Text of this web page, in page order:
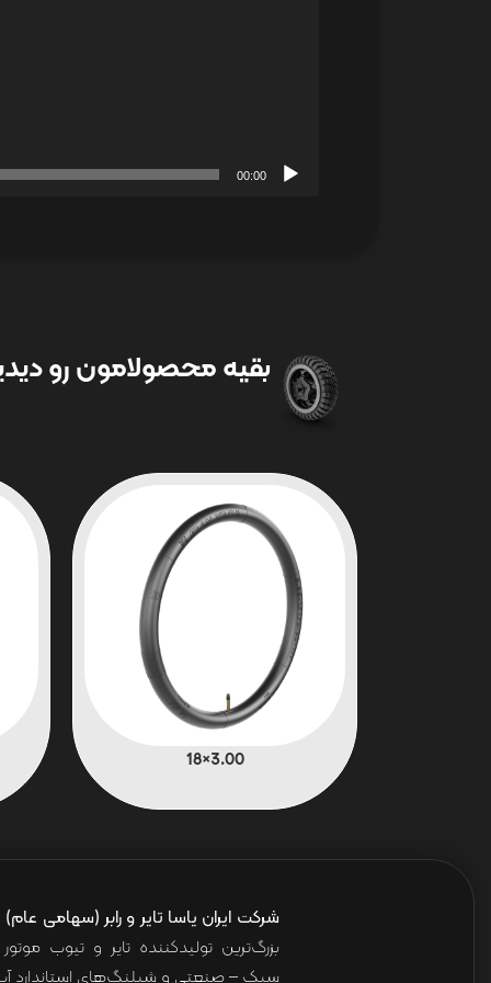
00:00
بقیه محصولامون رو
3.00×18
شرکت ایران یاسا تایر و رابر (سهامی عام)
بزرگ‌ترین تولیدکننده تایر و تیوب